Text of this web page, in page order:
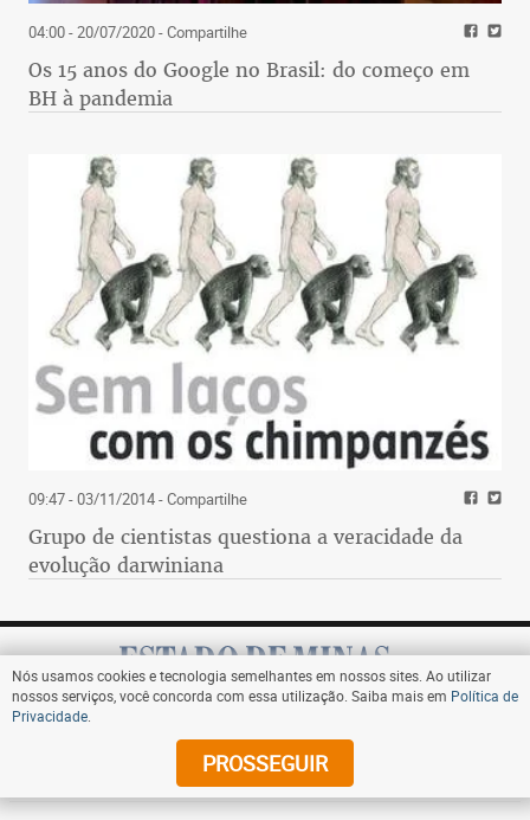
04:00 - 20/07/2020- Compartilhe
Os 15 anos do Google no Brasil: do começo em
BH à pandemia
09:47 - 03/11/2014- Compartilhe
Grupo de cientistas questiona a veracidade da
evolução darwiniana
Assine
Nós usamos cookies e tecnologia semelhantes em nossos sites. Ao utilizar
nossos serviços, você concorda com essa utilização. Saiba mais em Política de
Privacidade
PROSSEGUIR